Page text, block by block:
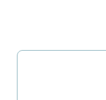
ィを身につけたプ
ます。創業10年の
験をお届けします。